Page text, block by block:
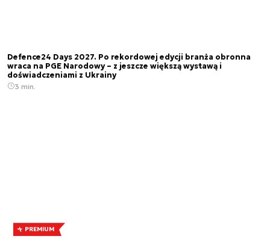
Defence24 Days 2027. Po rekordowej edycji branża obronna
wraca na PGE Narodowy – z jeszcze większą wystawą i
doświadczeniami z Ukrainy
3 min.
PREMIUM